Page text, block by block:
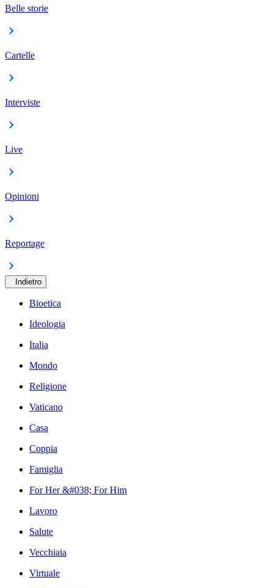
Belle storie
Cartelle
Interviste
Live
Opinioni
Reportage
Indietro
Bioetica
Ideologia
Italia
Mondo
Religione
Vaticano
Casa
Coppia
Famiglia
For Her &#038; For Him
Lavoro
Salute
Vecchiaia
Virtuale